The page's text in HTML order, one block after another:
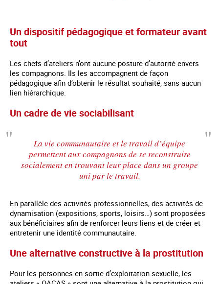
Un dispositif pédagogique et formateur avant
tout
Les chefs d’ateliers n’ont aucune posture d’autorité envers
les compagnons. Ils les accompagnent de façon
pédagogique afin d’obtenir le résultat souhaité, sans aucun
lien hiérarchique.
Un cadre de vie sociabilisant
La vie communautaire et le travail d’équipe
permettent aux compagnons de se reconstruire
socialement en trouvant leur place dans un groupe
uni par le travail.
En parallèle des activités professionnelles, des activités de
dynamisation (expositions, sports, loisirs…) sont proposées
aux bénéficiaires afin de renforcer leurs liens et de créer et
entretenir une identité communautaire.
Une alternative constructive à la prostitution
Pour les personnes en sortie d’exploitation sexuelle, les